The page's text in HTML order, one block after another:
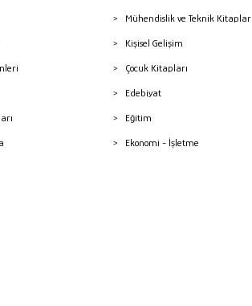
Mühendislik ve Teknik Kitaplar
Kişisel Gelişim
Çocuk Kitapları
Edebiyat
Eğitim
Ekonomi - İşletme